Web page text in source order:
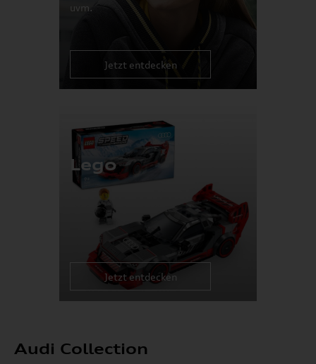
uvm.
Jetzt entdecken
Lego
Jetzt entdecken
Audi Collection